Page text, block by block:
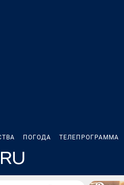
ПОГОДА ТЕЛЕПРОГРАММА